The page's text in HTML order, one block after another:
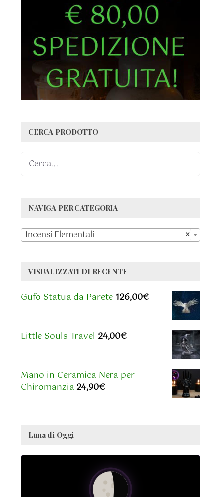
CERCA PRODOTTO
NAVIGA PER CATEGORIA
×
Incensi Elementali
VISUALIZZATI DI RECENTE
Gufo Statua da Parete 126,00€
Little Souls Travel 24,00€
Mano in Ceramica Nera per
Chiromanzia 24,90€
Luna di Oggi